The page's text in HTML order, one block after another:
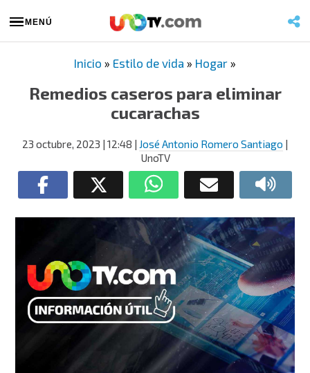
MENÚ
Inicio » Estilo de vida » Hogar »
Remedios caseros para eliminar
cucarachas
23 octubre, 2023 | 12:48 | José Antonio Romero Santiago |
UnoTV